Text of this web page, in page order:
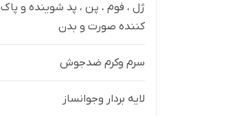
ژل ، فوم ، پن ، پد شوینده و پاک
کننده صورت و بدن
سرم وکرم ضدجوش
لایه بردار وجوانساز